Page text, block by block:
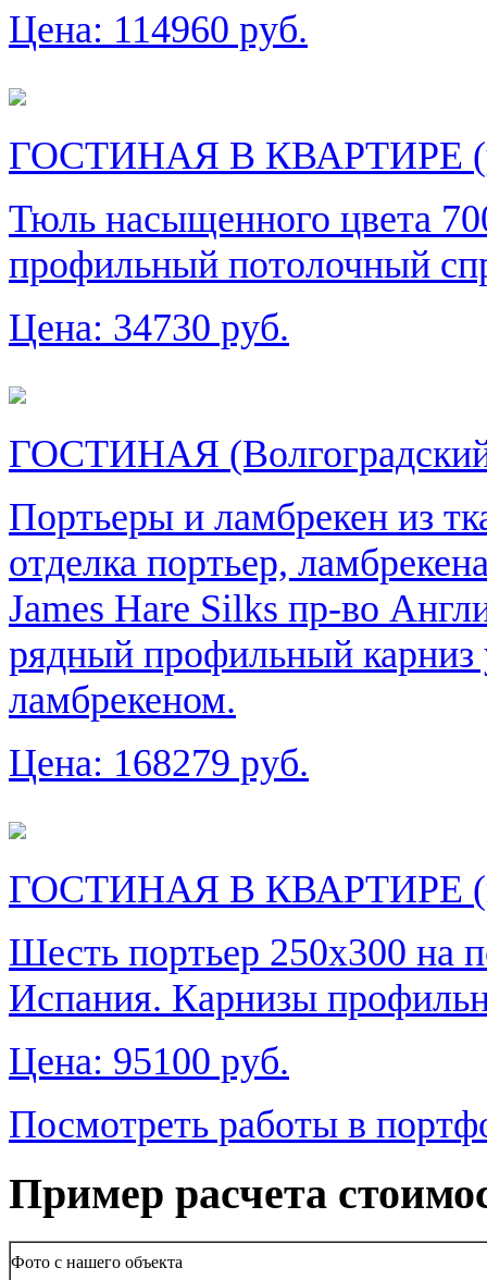
Цена: 114960 руб.
ГОСТИНАЯ В КВАРТИРЕ
Тюль насыщенного цвета
профильный потолочный
Цена: 34730 руб.
ГОСТИНАЯ
Портьеры и ламбрекен из
отделка портьер,
James Hare Silks пр-во
рядный профильный карниз
ламбрекеном.
Цена: 168279 руб.
ГОСТИНАЯ В КВАРТИРЕ
Шесть портьер 250х300 на
Испания. Карнизы
Цена: 95100 руб.
Посмотреть работы в
Пример расчета
Фото с нашего объекта